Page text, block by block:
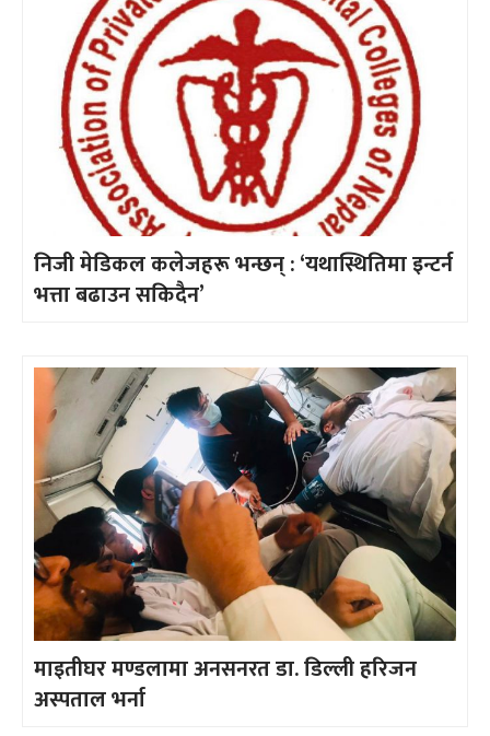
निजी मेडिकल कलेजहरू भन्छन् : ‘यथास्थितिमा इन्टर्न
भत्ता बढाउन सकिदैन’
माइतीघर मण्डलामा अनसनरत डा. डिल्ली हरिजन
अस्पताल भर्ना